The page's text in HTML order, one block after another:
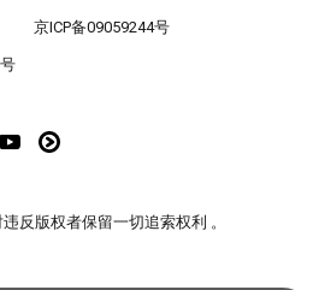
京ICP备09059244号
反版权者保留一切追索权利 。